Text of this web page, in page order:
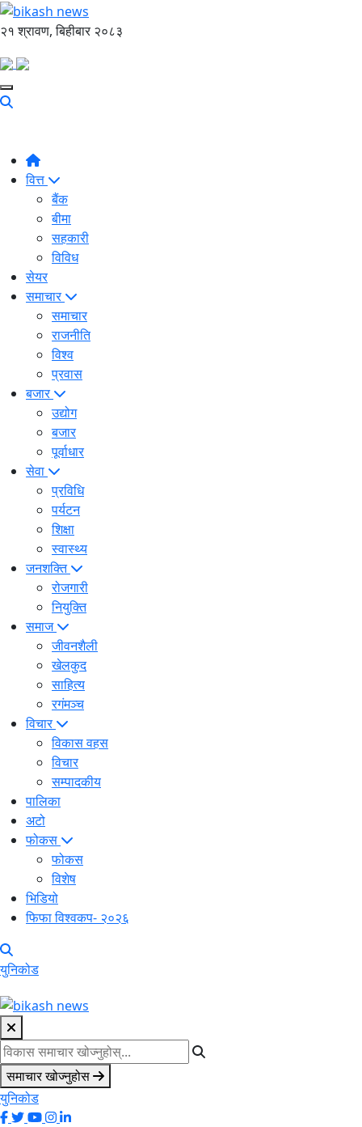
२१ श्रावण, बिहीबार २०८३
वित्त
बैंक
बीमा
सहकारी
विविध
सेयर
समाचार
समाचार
राजनीति
विश्व
प्रवास
बजार
उद्योग
बजार
पूर्वाधार
सेवा
प्रविधि
पर्यटन
शिक्षा
स्वास्थ्य
जनशक्ति
रोजगारी
नियुक्ति
समाज
जीवनशैली
खेलकुद
साहित्य
रगंमञ्च
विचार
विकास वहस
विचार
सम्पादकीय
पालिका
अटो
फोकस
फोकस
विशेष
भिडियो
फिफा विश्वकप- २०२६
युनिकोड
समाचार खोज्नुहोस
युनिकोड